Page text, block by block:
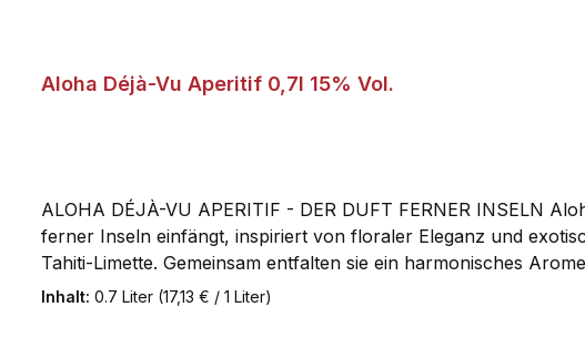
Aloha Déjà-Vu Aperitif 0,7l 15% Vol.
ALOHA DÉJÀ-VU APERITIF - DER DUFT FERNER INSELN
ferner Inseln einfängt, inspiriert von floraler Eleganz und
Tahiti-Limette. Gemeinsam entfalten sie ein harmonisches
Balance zwischen blumigen und fruchtigen Noten bringt Aloha
Inhalt: 0.7 Liter (17,13 € / 1 Liter)